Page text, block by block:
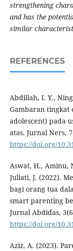
strengthening
and has the
similar
REFERENCES
Abdillah, I. Y.,
Gambaran
adolescent) pada
atas. Jurnal Ners,
https://doi.org/
Aswat, H., Aminu,
Juliati, J. (2022).
bagi orang tua
smart parenting
Jurnal Abdidas,
https://doi.org/
Aziz, A. (2023).